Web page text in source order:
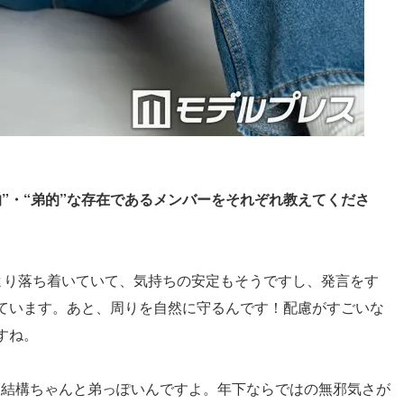
“弟的”な存在であるメンバーをそれぞれ教えてくださ
落ち着いていて、気持ちの安定もそうですし、発言をす
ます。あと、周りを自然に守るんです！配慮がすごいな
。
構ちゃんと弟っぽいんですよ。年下ならではの無邪気さが